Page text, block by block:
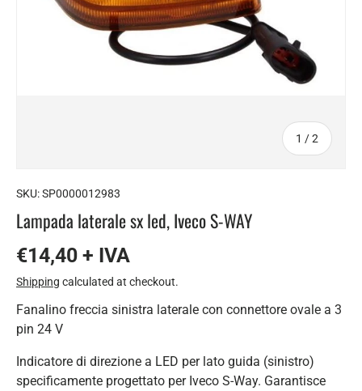
1 /of
2
SKU:SP0000012983
Lampada laterale sx led, Iveco S-WAY
€14,40 + IVA
Shipping calculated at checkout.
Fanalino freccia sinistra laterale con connettore ovale a 3
pin 24 V
Indicatore di direzione a LED per lato guida (sinistro)
specificamente progettato per Iveco S-Way. Garantisce